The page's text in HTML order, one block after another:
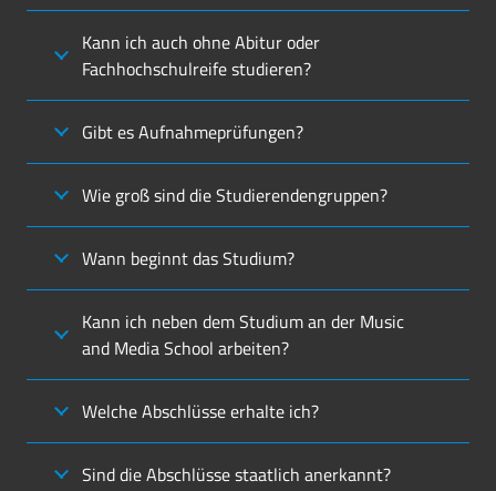
Kann ich auch ohne Abitur oder
Fachhochschulreife studieren?
Gibt es Aufnahmeprüfungen?
Wie groß sind die Studierendengruppen?
Wann beginnt das Studium?
Kann ich neben dem Studium an der Music
and Media School arbeiten?
Welche Abschlüsse erhalte ich?
Sind die Abschlüsse staatlich anerkannt?